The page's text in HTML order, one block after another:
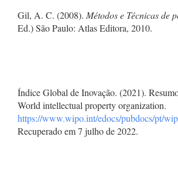
Gil, A. C. (2008). Métodos e Técnicas de
Ed.) São Paulo: Atlas Editora, 2010.
Índice Global de Inovação. (2021).
World intellectual property organization.
https://www.wipo.int/edocs/pubdocs/pt/
Recuperado em 7 julho de 2022.